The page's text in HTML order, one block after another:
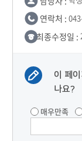
연락처 :
최종수정일 :
이 페
나요?
매우만족